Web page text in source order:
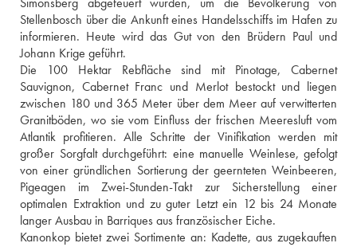
Stellenbosch über die Ankunft eines Handelsschiffs im Hafen zu
informieren. Heute wird das Gut von den Brüdern Paul und
Johann Krige geführt.
Die 100 Hektar Rebfläche sind mit Pinotage, Cabernet
Sauvignon, Cabernet Franc und Merlot bestockt und liegen
zwischen 180 und 365 Meter über dem Meer auf verwitterten
Granitböden, wo sie vom Einfluss der frischen Meeresluft vom
Atlantik profitieren. Alle Schritte der Vinifikation werden mit
großer Sorgfalt durchgeführt: eine manuelle Weinlese, gefolgt
von einer gründlichen Sortierung der geernteten Weinbeeren,
Pigeagen im Zwei-Stunden-Takt zur Sicherstellung einer
optimalen Extraktion und zu guter Letzt ein 12 bis 24 Monate
langer Ausbau in Barriques aus französischer Eiche.
Kanonkop bietet zwei Sortimente an: Kadette, aus zugekauften